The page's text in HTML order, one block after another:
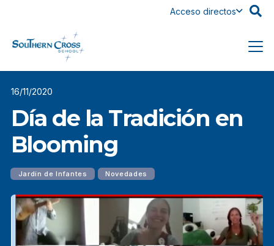
Acceso directos
16/11/2020
Día de la Tradición en
Blooming
Jardín de Infantes Novedades